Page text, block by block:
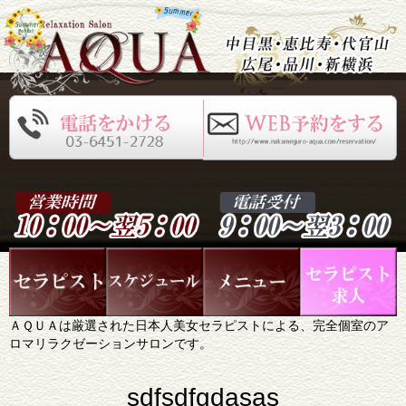
ＡＱＵＡは厳選された日本人美女セラピストによる、完全個室のア
ロマリラクゼーションサロンです。
sdfsdfgdasas